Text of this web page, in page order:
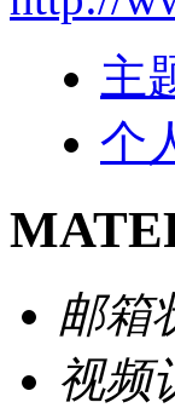
主
个
邮箱
视频